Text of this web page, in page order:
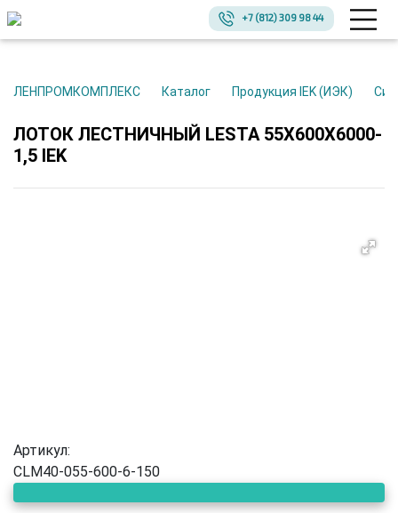
+7 (812) 309 98 44
ЛЕНПРОМКОМПЛЕКС Каталог Продукция IEK (ИЭК)
ЛОТОК ЛЕСТНИЧНЫЙ LESTA 55Х600Х6000-
1,5 IEK
Артикул:
CLM40-055-600-6-150